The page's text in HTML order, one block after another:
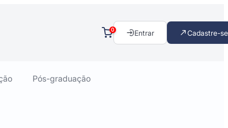
0 Entrar Cadastre-se
Pós-graduação